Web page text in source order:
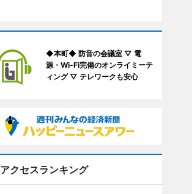
◆本町◆ 防音の会議室 ▽ 電
源・Wi-Fi完備のオンライミーテ
ィング ▽ テレワークも安心
アクセスランキング